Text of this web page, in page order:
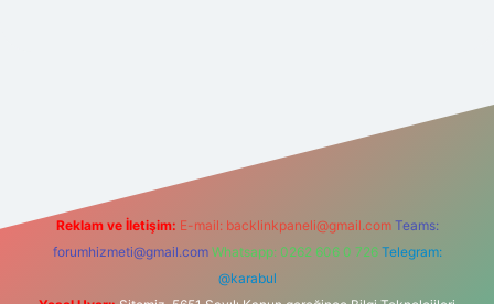
Reklam ve İletişim: E-mail: backlinkpaneli@gmail.com Teams:
forumhizmeti@gmail.com Whatsapp: 0262 606 0 726 Telegram:
@karabul